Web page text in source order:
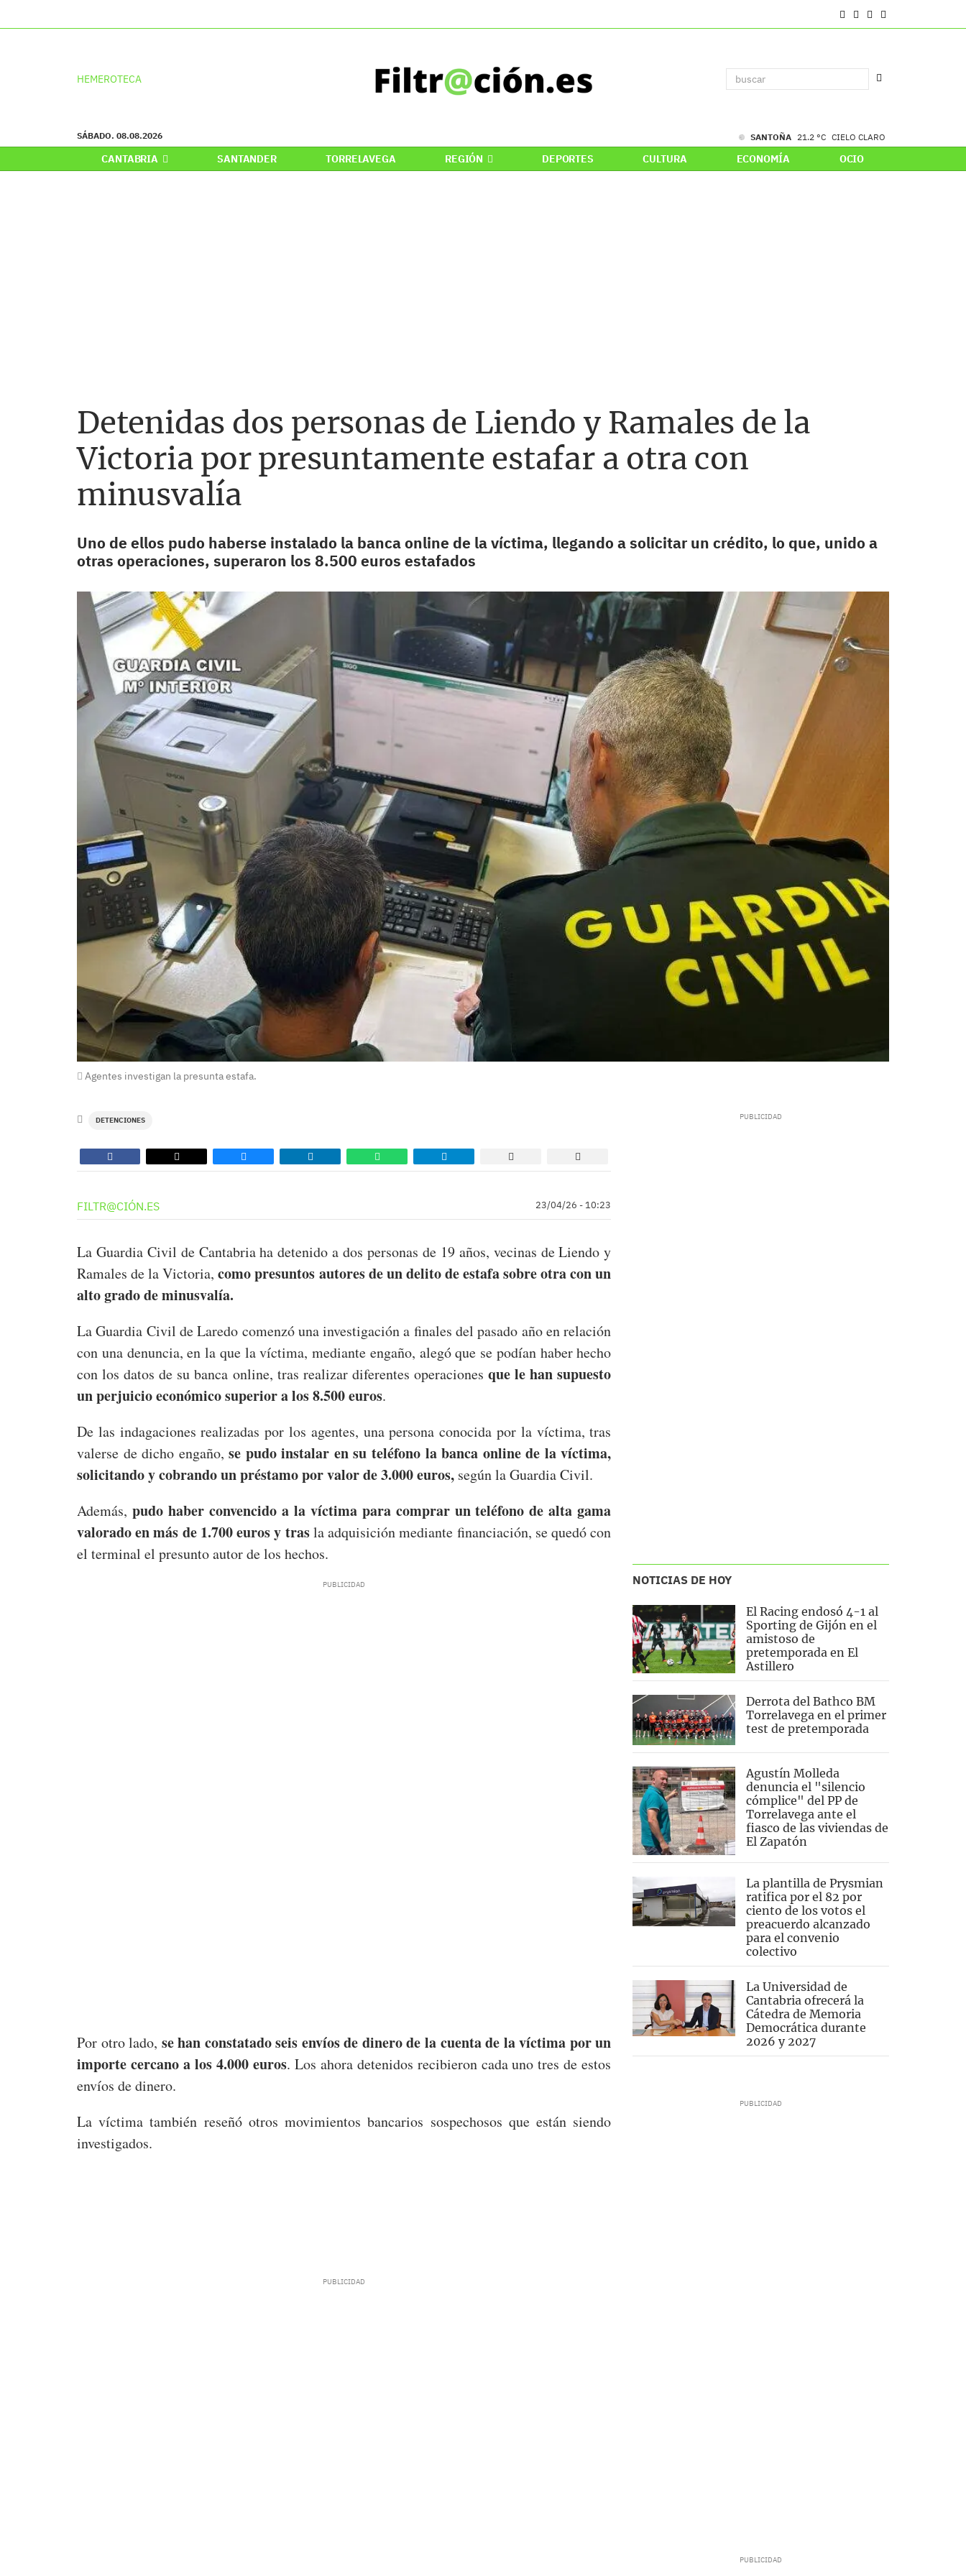
HEMEROTECA
SÁBADO. 08.08.2026 SANTOÑA 21.2 °C CIELO CLARO
CANTABRIA SANTANDER TORRELAVEGA REGIÓN DEPORTES CULTURA ECONOMÍA OCIO
Detenidas dos personas de Liendo y Ramales de la
Victoria por presuntamente estafar a otra con
minusvalía
Uno de ellos pudo haberse instalado la banca online de la víctima, llegando a solicitar un crédito, lo que, unido a
otras operaciones, superaron los 8.500 euros estafados
Agentes investigan la presunta estafa.
DETENCIONES
FILTR@CIÓN.ES 23/04/26 - 10:23
La Guardia Civil de Cantabria ha detenido a dos personas de 19 años, vecinas de Liendo y
Ramales de la Victoria,como presuntos autores de un delito de estafa sobre otra con un
alto grado de minusvalía.
La Guardia Civil de Laredo comenzó una investigación a finales del pasado año en relación
con una denuncia, en la que la víctima, mediante engaño, alegó que se podían haber hecho
con los datos de su banca online, tras realizar diferentes operacionesque le han supuesto
un perjuicio económico superior a los 8.500 euros.
De las indagaciones realizadas por los agentes, una persona conocida por la víctima, tras
valerse de dicho engaño,se pudo instalar en su teléfono la banca online de la víctima,
solicitando y cobrando un préstamo por valor de 3.000 euros, según la Guardia Civil.
Además, pudo haber convencido a la víctima para comprar un teléfono de alta gama
valorado en más de 1.700 euros y trasla adquisición mediante financiación, se quedó con
el terminal el presunto autor de los hechos.
Por otro lado, se han constatado seis envíos de dinero de la cuenta de la víctima por un
importe cercano a los 4.000 euros. Los ahora detenidos recibieron cada uno tres de estos
envíos de dinero.
La víctima también reseñó otros movimientos bancarios sospechosos que están siendo
investigados.
NOTICIAS DE HOY
El Racing endosó 4-1 al
Sporting de Gijón en el
amistoso de
pretemporada en El
Astillero
Derrota del Bathco BM
Torrelavega en el primer
test de pretemporada
Agustín Molleda
denuncia el "silencio
cómplice" del PP de
Torrelavega ante el
fiasco de las viviendas de
El Zapatón
La plantilla de Prysmian
ratifica por el 82 por
ciento de los votos el
preacuerdo alcanzado
para el convenio
colectivo
La Universidad de
Cantabria ofrecerá la
Cátedra de Memoria
Democrática durante
2026 y 2027